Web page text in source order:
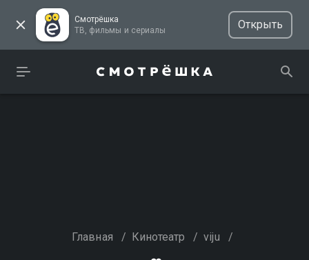
Смотрёшка
ТВ, фильмы и сериалы
Открыть
Главная / Кинотеатр / viju /